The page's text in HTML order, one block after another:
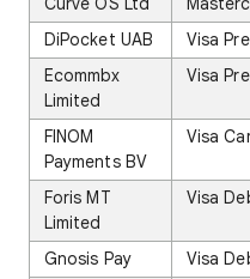
DiPocket UAB
Visa
Ecommbx
Limited
Visa
FINOM
Payments BV
Visa
Foris MT
Limited
Visa
Gnosis Pay
Visa